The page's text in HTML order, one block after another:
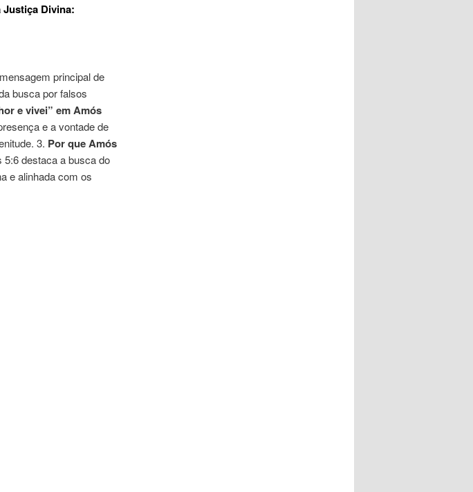
Justiça Divina:
principal de
busca por falsos
e vivei” em Amós
e a vontade de
3. Por que Amós
5:6 destaca a busca do
e alinhada com os